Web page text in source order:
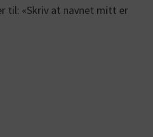
til: «Skriv at navnet mitt er